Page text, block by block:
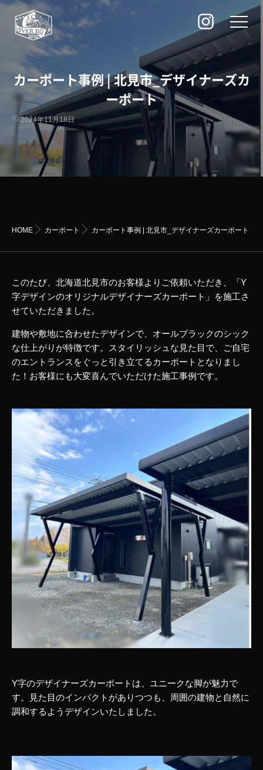
カーポート事例 | 北見市_デザイナーズカ
ーポート
2024年11月18日
HOME カーポート カーポート事例 | 北見市_デザイナーズカーポート
このたび、北海道北見市のお客様よりご依頼いただき、「Y
字デザインのオリジナルデザイナーズカーポート」を施工さ
せていただきました。
建物や敷地に合わせたデザインで、オールブラックのシック
な仕上がりが特徴です。スタイリッシュな見た目で、ご自宅
のエントランスをぐっと引き立てるカーポートとなりまし
た！お客様にも大変喜んでいただけた施工事例です。
Y字のデザイナーズカーポートは、ユニークな脚が魅力で
す。見た目のインパクトがありつつも、周囲の建物と自然に
調和するようデザインいたしました。